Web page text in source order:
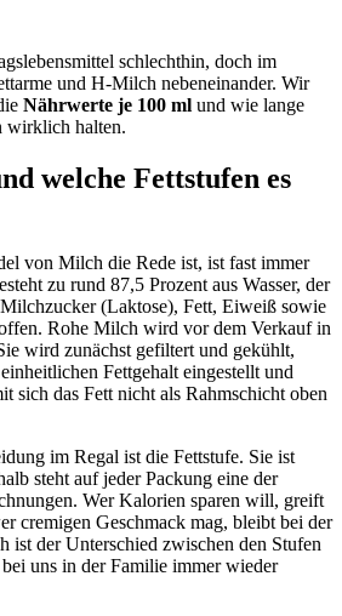
schlechthin, doch im
und H-Milch nebeneinander. Wir
Nährwerte je 100 ml und wie lange
wirklich halten.
welche Fettstufen es
von Milch die Rede ist, ist fast immer
zu rund 87,5 Prozent aus Wasser, der
(Laktose), Fett, Eiweiß sowie
Rohe Milch wird vor dem Verkauf in
wird zunächst gefiltert und gekühlt,
Fettgehalt eingestellt und
sich das Fett nicht als Rahmschicht oben
im Regal ist die Fettstufe. Sie ist
steht auf jeder Packung eine der
Wer Kalorien sparen will, greift
cremigen Geschmack mag, bleibt bei der
ist der Unterschied zwischen den Stufen
uns in der Familie immer wieder